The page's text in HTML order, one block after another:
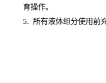
育操作。
5. 所有液体组分使用前